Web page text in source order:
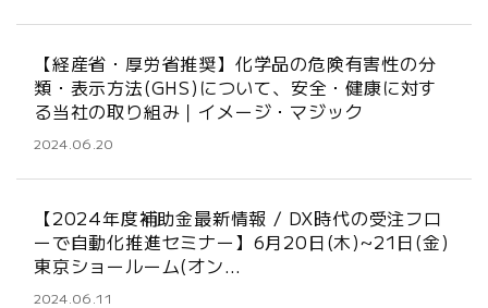
【経産省・厚労省推奨】化学品の危険有害性の分
類・表示方法(GHS)について、安全・健康に対す
る当社の取り組み｜イメージ・マジック
2024.06.20
【2024年度補助金最新情報 / DX時代の受注フロ
ーで自動化推進セミナー】6月20日(木)~21日(金)
東京ショールーム(オン…
2024.06.11